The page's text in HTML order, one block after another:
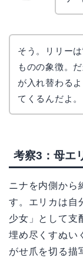
そう。リリー
ものの象徴。
が入れ替わる
てくるんだよ。
考察3：母エ
ニナを内側から
す。エリカは自
少女」として支
埋め尽くすぬい
がせ爪を切る描